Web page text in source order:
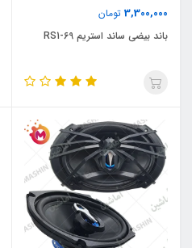
3,300,000 تومان
باند بیضی ساند استریم RS1-69